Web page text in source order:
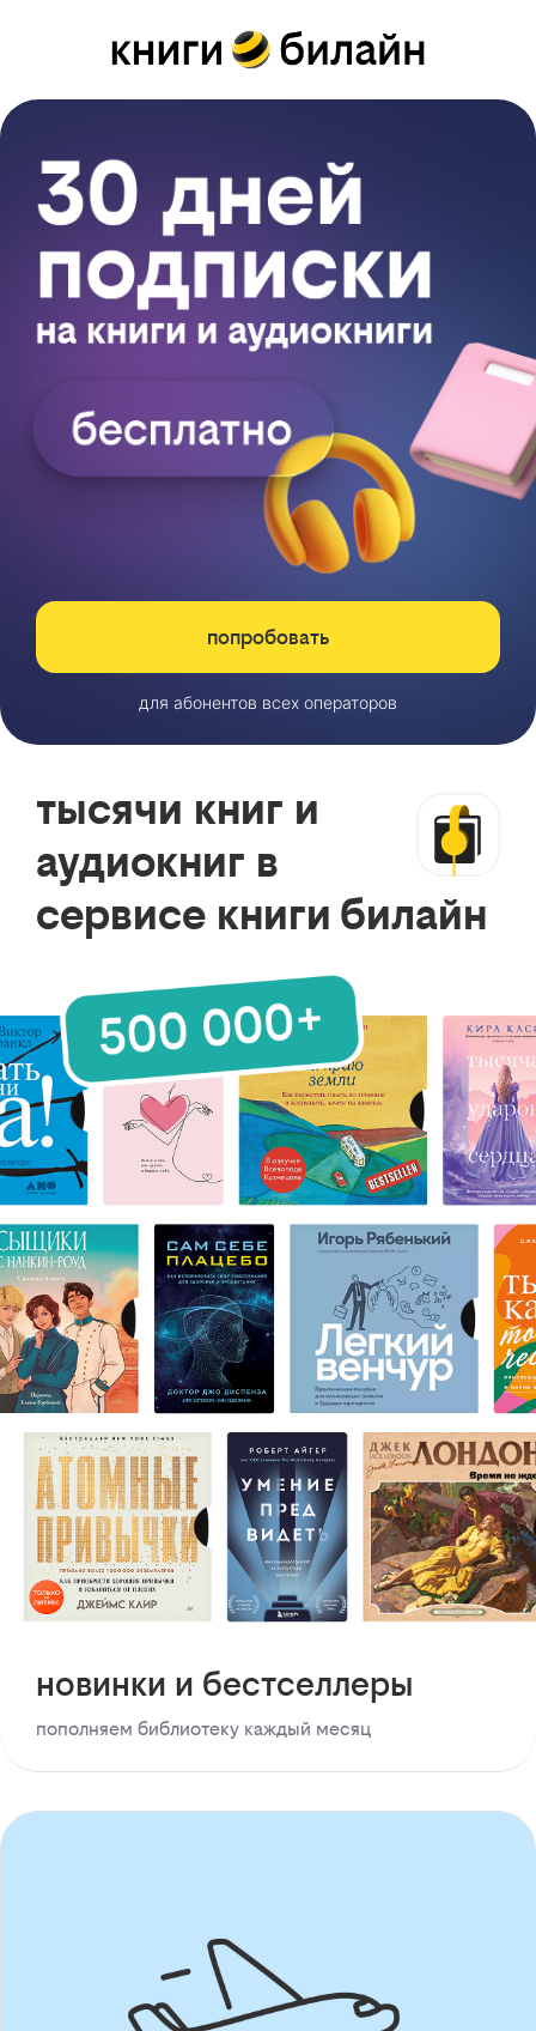
попробовать
для абонентов всех операторов
тысячи книг и
аудиокниг в
сервисе книги билайн
новинки и бестселлеры
пополняем библиотеку каждый месяц